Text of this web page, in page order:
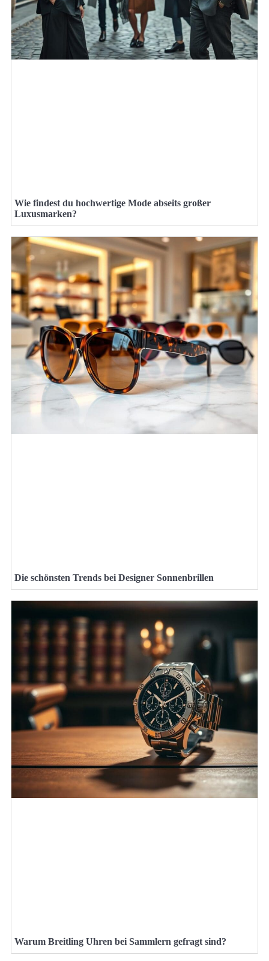
Wie findest du hochwertige Mode abseits großer
Luxusmarken?
Die schönsten Trends bei Designer Sonnenbrillen
Warum Breitling Uhren bei Sammlern gefragt sind?